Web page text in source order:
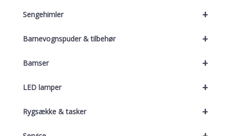
+
Sengehimler
+
Barnevognspuder & tilbehør
+
Bamser
+
LED lamper
+
Rygsække & tasker